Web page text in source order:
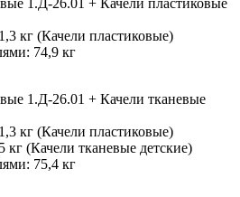
1.Д-26.01 + Качели пластиковые
кг (Качели пластиковые)
74,9 кг
1.Д-26.01 + Качели тканевые
кг (Качели пластиковые)
кг (Качели тканевые детские)
75,4 кг